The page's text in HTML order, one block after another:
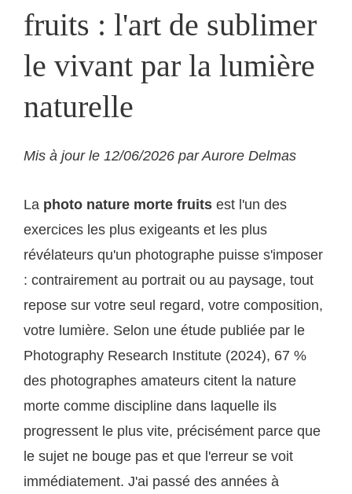
fruits : l'art de sublimer
le vivant par la lumière
naturelle
Mis à jour le 12/06/2026 par Aurore Delmas
La photo nature morte fruits est l'un des
exercices les plus exigeants et les plus
révélateurs qu'un photographe puisse s'imposer
: contrairement au portrait ou au paysage, tout
repose sur votre seul regard, votre composition,
votre lumière. Selon une étude publiée par le
Photography Research Institute (2024), 67 %
des photographes amateurs citent la nature
morte comme discipline dans laquelle ils
progressent le plus vite, précisément parce que
le sujet ne bouge pas et que l'erreur se voit
immédiatement. J'ai passé des années à